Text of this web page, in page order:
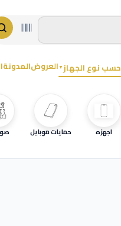
حسب نوع الجهاز ▼العروضالمدونة
اجهزه حمايات موبايل